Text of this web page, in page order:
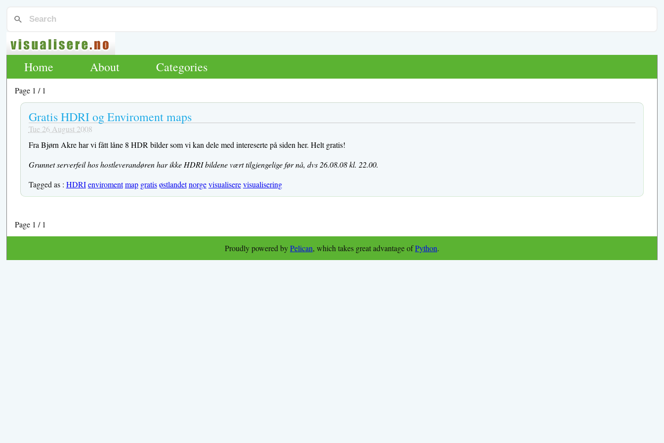
Home About Categories
Page 1 / 1
Gratis HDRI og Enviroment maps
Tue 26 August 2008
Fra Bjørn Akre har vi fått låne 8 HDR bilder som vi kan dele med intereserte på siden her. Helt gratis!
Grunnet serverfeil hos hostleverandøren har ikke HDRI bildene vært tilgjengelige før nå, dvs 26.08.08 kl. 22.00.
Tagged as : HDRI enviroment map gratis østlandet norge visualisere visualisering
Page 1 / 1
Proudly powered byPelican, which takes great advantage ofPython.